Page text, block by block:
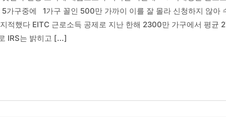
가구중에 1가구 꼴인 500만 가까이 이를 잘 몰라 신청하지 않아
적했다 EITC 근로소득 공제로 지난 한해 2300만 가구에서 평균
IRS는 밝히고 […]